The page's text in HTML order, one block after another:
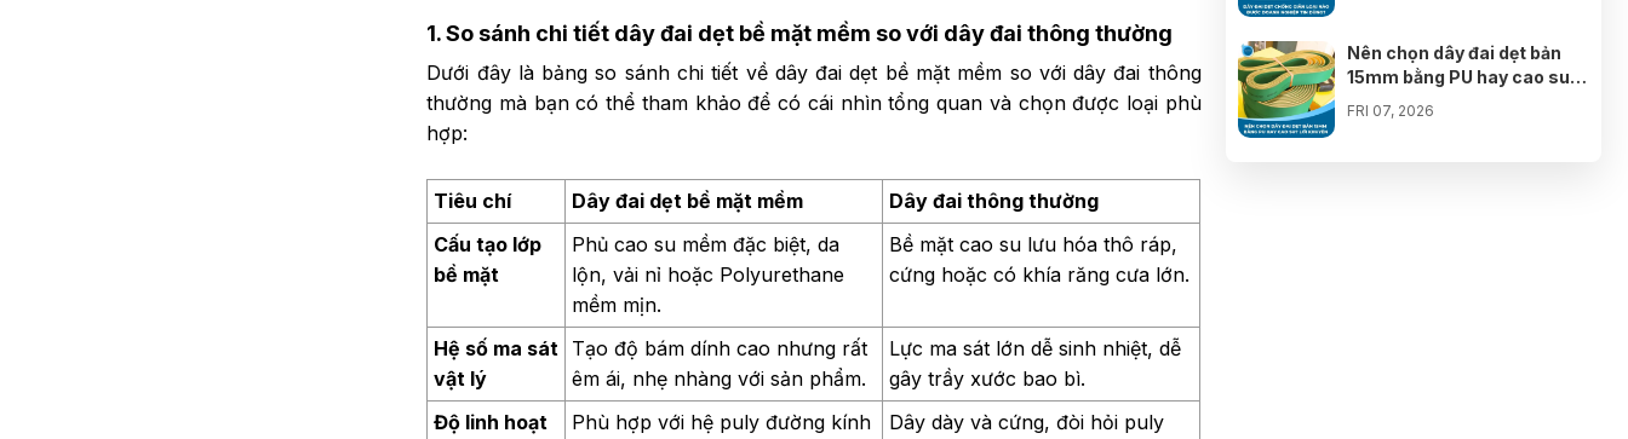
1. So sánh chi tiết dây đai dẹt bề mặt mềm so với dây đai thông thường
Dưới đây là bảng so sánh chi tiết về dây đai dẹt bề mặt mềm so với dây đai thông
thường mà bạn có thể tham khảo để có cái nhìn tổng quan và chọn được loại phù
hợp:
Tiêu chí Dây đai dẹt bề mặt mềm
Dây đai thông thường
Cấu tạo lớp
bề mặt
Phủ cao su mềm đặc biệt, da
lộn, vải nỉ hoặc Polyurethane
mềm mịn.
Bề mặt cao su lưu hóa thô ráp,
cứng hoặc có khía răng cưa lớn.
Hệ số ma sát
vật lý
Tạo độ bám dính cao nhưng rất
êm ái, nhẹ nhàng với sản phẩm.
Lực ma sát lớn dễ sinh nhiệt, dễ
gây trầy xước bao bì.
Độ linh hoạt
Phù hợp với hệ puly đường kính
Dây dày và cứng, đòi hỏi puly
07/08/2026
Đỗ Hoàng Nam đã mua sản phẩm
07/08/2026
Nên chọn dây đai dẹt bản
15mm bằng PU hay cao su?
Lời khuyên
FRI 07, 2026